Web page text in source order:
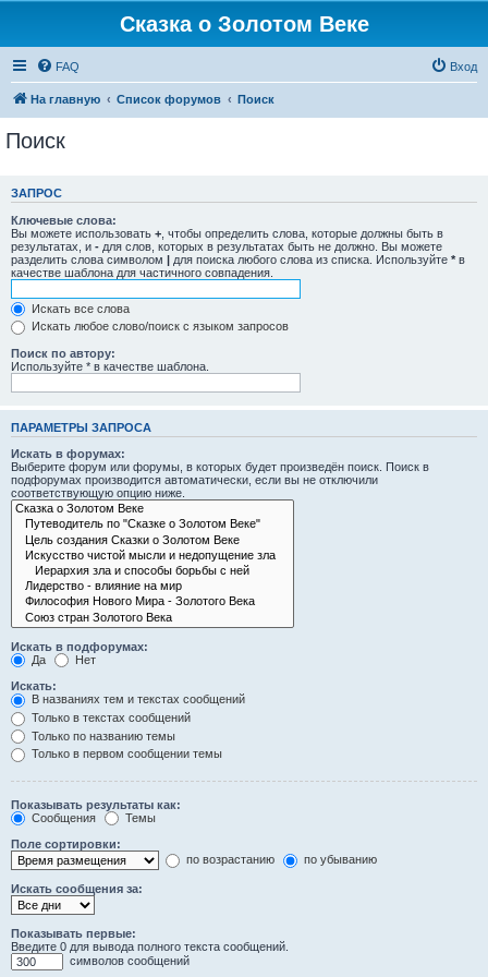
Сказка о Золотом Веке
FAQ Вход
На главную Список форумов Поиск
Поиск
ЗАПРОС
Ключевые слова:
Вы можете использовать + , чтобы определить слова, которые должны быть в
результатах, и - для слов, которых в результатах быть не должно. Вы можете
разделить слова символом | для поиска любого слова из списка. Используйте * в
качестве шаблона для частичного совпадения.
Искать все слова
Искать любое слово/поиск с языком запросов
Поиск по автору:
Используйте * в качестве шаблона.
ПАРАМЕТРЫ ЗАПРОСА
Искать в форумах:
Выберите форум или форумы, в которых будет произведён поиск. Поиск в
подфорумах производится автоматически, если вы не отключили
соответствующую опцию ниже.
Искать в подфорумах:
Да
Нет
Искать:
В названиях тем и текстах сообщений
Только в текстах сообщений
Только по названию темы
Только в первом сообщении темы
Показывать результаты как:
Сообщения
Темы
Поле сортировки:
по возрастанию
по убыванию
Искать сообщения за:
Показывать первые:
Введите 0 для вывода полного текста сообщений.
символов сообщений